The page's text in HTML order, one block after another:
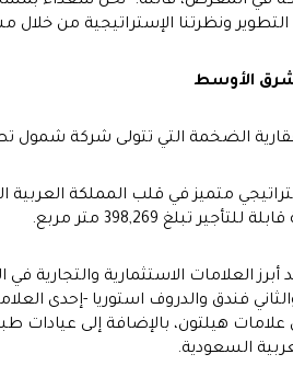
ونظرتنا الإستراتيجية من
الأوسط
الضخمة التي تتولى شركة شمول
متميز في قلب المملكة
398,269 متر مربع.
فندق والدروف استوريا -إحدى
السعودية.